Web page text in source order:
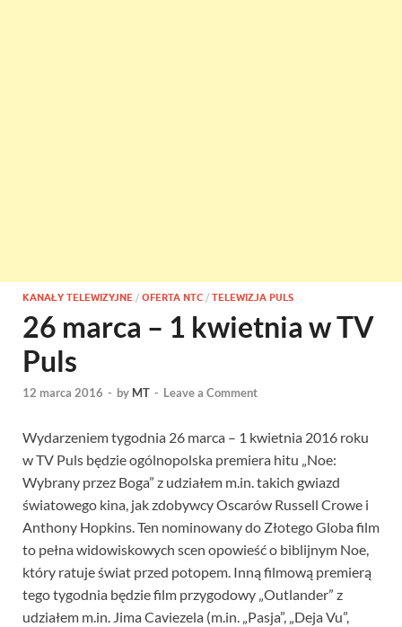
KANAŁY TELEWIZYJNE / OFERTA NTC / TELEWIZJA PULS
26 marca – 1 kwietnia w TV
Puls
12 marca 2016 - by MT - Leave a Comment
Wydarzeniem tygodnia 26 marca – 1 kwietnia 2016 roku
w TV Puls będzie ogólnopolska premiera hitu „Noe:
Wybrany przez Boga” z udziałem m.in. takich gwiazd
światowego kina, jak zdobywcy Oscarów Russell Crowe i
Anthony Hopkins. Ten nominowany do Złotego Globa film
to pełna widowiskowych scen opowieść o biblijnym Noe,
który ratuje świat przed potopem. Inną filmową premierą
tego tygodnia będzie film przygodowy „Outlander” z
udziałem m.in. Jima Caviezela (m.in. „Pasja”, „Deja Vu”,